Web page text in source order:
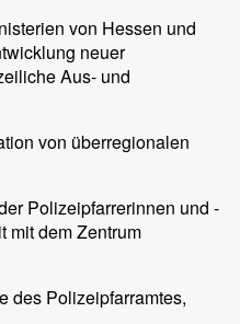
von Hessen und
neuer
Aus- und
von überregionalen
Polizeipfarrerinnen und -
mit dem Zentrum
des Polizeipfarramtes,